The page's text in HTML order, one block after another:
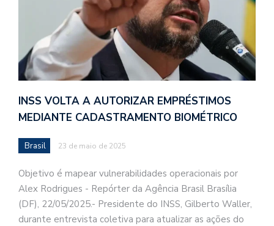
INSS VOLTA A AUTORIZAR EMPRÉSTIMOS
MEDIANTE CADASTRAMENTO BIOMÉTRICO
Brasil 23 de maio de 2025
Objetivo é mapear vulnerabilidades operacionais por
Alex Rodrigues - Repórter da Agência Brasil Brasília
(DF), 22/05/2025.- Presidente do INSS, Gilberto Waller,
durante entrevista coletiva para atualizar as ações do